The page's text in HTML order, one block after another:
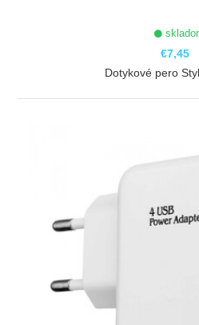
€7,45
Dotykové pero